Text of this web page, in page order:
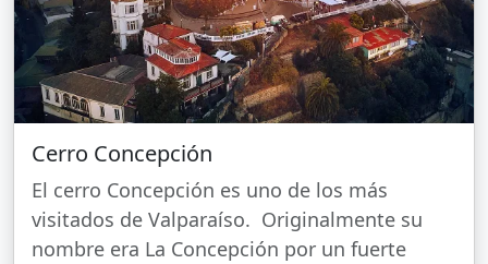
Cerro Concepción
El cerro Concepción es uno de los más
visitados de Valparaíso. Originalmente su
nombre era La Concepción por un fuerte